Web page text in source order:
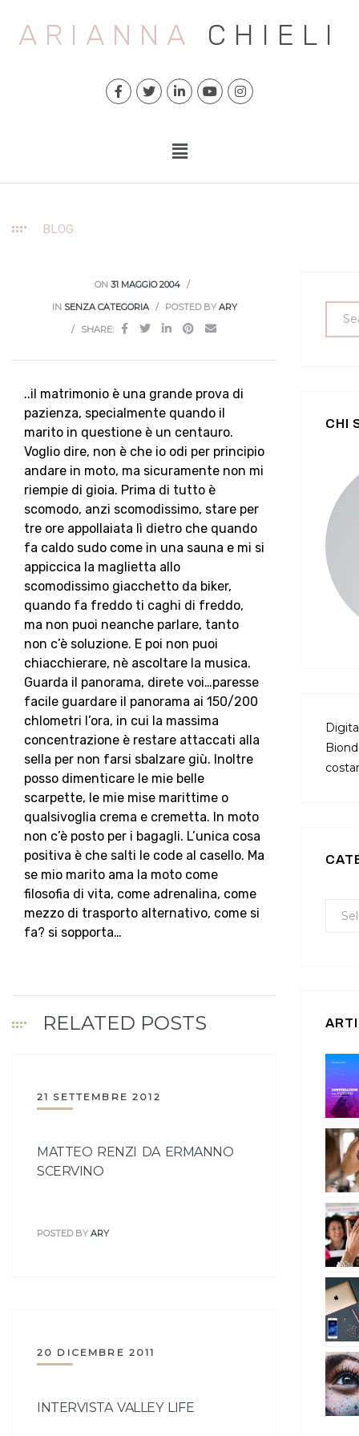
ARIANNA CHIELI
BLOG
ON 31 MAGGIO 2004
IN SENZA CATEGORIA POSTED BY ARY
SHARE:
..il matrimonio è una grande prova di
pazienza, specialmente quando il
marito in questione è un centauro.
Voglio dire, non è che io odi per principio
andare in moto, ma sicuramente non mi
riempie di gioia. Prima di tutto è
scomodo, anzi scomodissimo, stare per
tre ore appollaiata lì dietro che quando
fa caldo sudo come in una sauna e mi si
appiccica la maglietta allo
scomodissimo giacchetto da biker,
quando fa freddo ti caghi di freddo,
ma non puoi neanche parlare, tanto
non c’è soluzione. E poi non puoi
chiacchierare, nè ascoltare la musica.
Guarda il panorama, direte voi…paresse
facile guardare il panorama ai 150/200
chlometri l’ora, in cui la massima
concentrazione è restare attaccati alla
sella per non farsi sbalzare giù. Inoltre
posso dimenticare le mie belle
scarpette, le mie mise marittime o
qualsivoglia crema e cremetta. In moto
non c’è posto per i bagagli. L’unica cosa
positiva è che salti le code al casello. Ma
se mio marito ama la moto come
filosofia di vita, come adrenalina, come
mezzo di trasporto alternativo, come si
fa? si sopporta…
RELATED POSTS
21 SETTEMBRE 2012
MATTEO RENZI DA ERMANNO
SCERVINO
POSTED BY ARY
20 DICEMBRE 2011
INTERVISTA VALLEY LIFE
CHI